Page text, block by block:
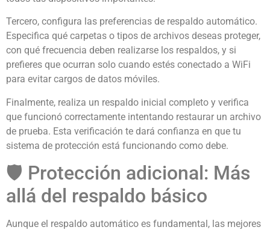
Tercero, configura las preferencias de respaldo automático.
Especifica qué carpetas o tipos de archivos deseas proteger,
con qué frecuencia deben realizarse los respaldos, y si
prefieres que ocurran solo cuando estés conectado a WiFi
para evitar cargos de datos móviles.
Finalmente, realiza un respaldo inicial completo y verifica
que funcionó correctamente intentando restaurar un archivo
de prueba. Esta verificación te dará confianza en que tu
sistema de protección está funcionando como debe.
🛡️ Protección adicional: Más
allá del respaldo básico
Aunque el respaldo automático es fundamental, las mejores